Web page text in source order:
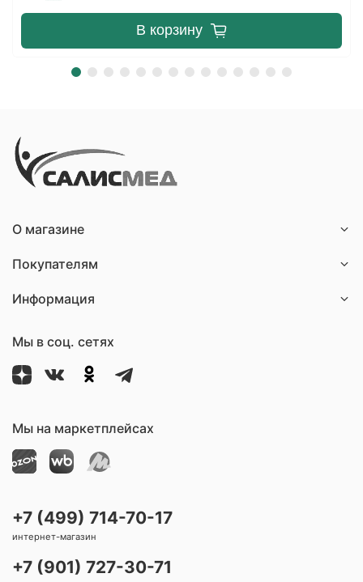
В корзину
О магазине
Покупателям
Информация
Мы в соц. сетях
Мы на маркетплейсах
+7 (499) 714-70-17
интернет-магазин
+7 (901) 727-30-71